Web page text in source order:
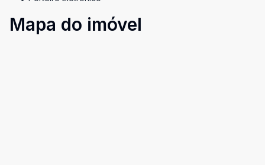
Mapa do imóvel